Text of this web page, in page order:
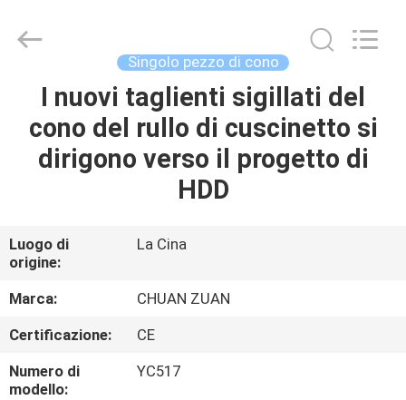
CASA
PRODOTTI
NOI
GIRO
DELLA
FABBRICA
Equipment
Reserved.
Singolo pezzo di cono
I nuovi taglienti sigillati del
cono del rullo di cuscinetto si
dirigono verso il progetto di
HDD
Luogo di
origine:
La Cina
Marca:
CHUAN ZUAN
Certificazione:
CE
Numero di
modello:
YC517